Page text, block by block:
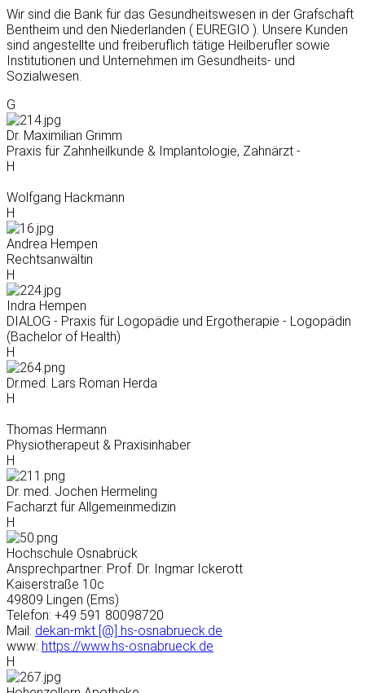
Wir sind die Bank für das Gesundheitswesen in der Grafschaft
Bentheim und den Niederlanden ( EUREGIO ). Unsere Kunden
sind angestellte und freiberuflich tätige Heilberufler sowie
Institutionen und Unternehmen im Gesundheits- und
Sozialwesen.
G
Dr. Maximilian Grimm
Praxis für Zahnheilkunde & Implantologie, Zahnärzt -
H
Wolfgang Hackmann
H
Andrea Hempen
Rechtsanwältin
H
Indra Hempen
DIALOG - Praxis für Logopädie und Ergotherapie - Logopädin
(Bachelor of Health)
H
Dr.med. Lars Roman Herda
H
Thomas Hermann
Physiotherapeut & Praxisinhaber
H
Dr. med. Jochen Hermeling
Facharzt für Allgemeinmedizin
H
Hochschule Osnabrück
Ansprechpartner: Prof. Dr. Ingmar Ickerott
Kaiserstraße 10c
49809 Lingen (Ems)
Telefon: +49 591 80098720
Mail: dekan-mkt [@] hs-osnabrueck.de
www: https://www.hs-osnabrueck.de
H